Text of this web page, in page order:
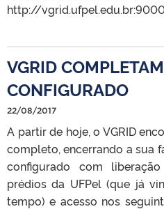
http://
VGRID
CONFIGURADO
22/08/2017
A partir de hoje, o VGRID
completo, encerrando a sua
configurado com
prédios da UFPel (que já
tempo) e acesso nos